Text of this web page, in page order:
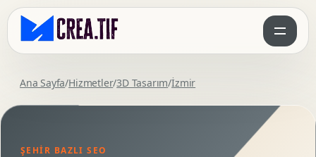
Ana Sayfa/Hizmetler/3D Tasarım/İzmir
ŞEHIR BAZLI SEO